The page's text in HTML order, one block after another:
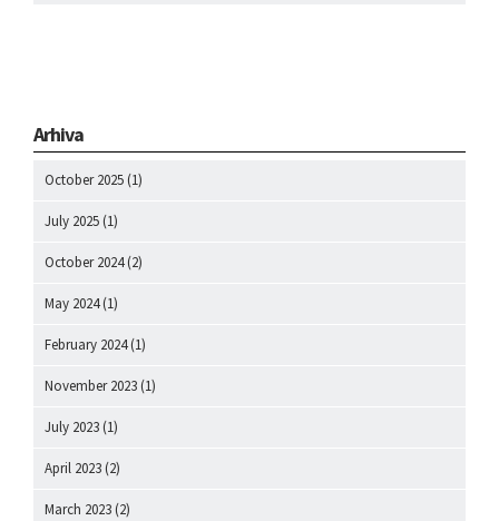
Arhiva
October 2025 (1)
July 2025 (1)
October 2024(2)
May 2024(1)
February 2024(1)
November 2023 (1)
July 2023 (1)
April 2023 (2)
March 2023 (2)